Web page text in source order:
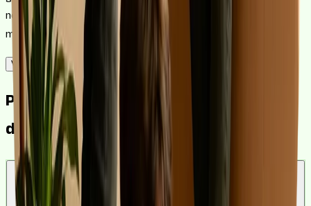
negociar el tipus. Comparant entre diverses entitats t'estalvies
milers d'euros; deixa'm trobar la teva.
Vull parlar amb un gestor
Preguntes freqüents sobre la hipoteca
de 150.000 €
Quant es paga al mes per una hipoteca de
150.000 €?